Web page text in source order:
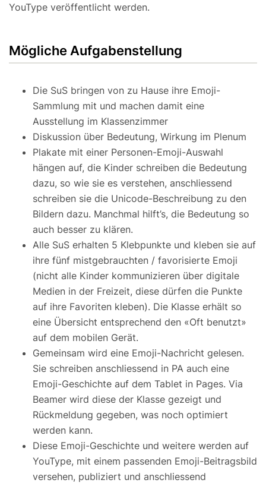
YouType veröffentlicht werden.
Mögliche Aufgabenstellung
Die SuS bringen von zu Hause ihre Emoji-
Sammlung mit und machen damit eine
Ausstellung im Klassenzimmer
Diskussion über Bedeutung, Wirkung im Plenum
Plakate mit einer Personen-Emoji-Auswahl
hängen auf, die Kinder schreiben die Bedeutung
dazu, so wie sie es verstehen, anschliessend
schreiben sie die Unicode-Beschreibung zu den
Bildern dazu. Manchmal hilft’s, die Bedeutung so
auch besser zu klären.
Alle SuS erhalten 5 Klebpunkte und kleben sie auf
ihre fünf mistgebrauchten / favorisierte Emoji
(nicht alle Kinder kommunizieren über digitale
Medien in der Freizeit, diese dürfen die Punkte
auf ihre Favoriten kleben). Die Klasse erhält so
eine Übersicht entsprechend den «Oft benutzt»
auf dem mobilen Gerät.
Gemeinsam wird eine Emoji-Nachricht gelesen.
Sie schreiben anschliessend in PA auch eine
Emoji-Geschichte auf dem Tablet in Pages. Via
Beamer wird diese der Klasse gezeigt und
Rückmeldung gegeben, was noch optimiert
werden kann.
Diese Emoji-Geschichte und weitere werden auf
YouType, mit einem passenden Emoji-Beitragsbild
versehen, publiziert und anschliessend